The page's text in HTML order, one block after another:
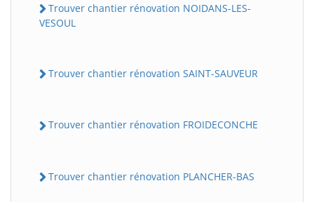
Trouver chantier rénovation NOIDANS-LES-
VESOUL
Trouver chantier rénovation SAINT-SAUVEUR
Trouver chantier rénovation FROIDECONCHE
Trouver chantier rénovation PLANCHER-BAS